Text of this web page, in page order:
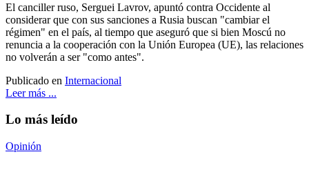
El canciller ruso, Serguei Lavrov, apuntó contra Occidente al
considerar que con sus sanciones a Rusia buscan "cambiar el
régimen" en el país, al tiempo que aseguró que si bien Moscú no
renuncia a la cooperación con la Unión Europea (UE), las relaciones
no volverán a ser "como antes".
Publicado en Internacional
Leer más ...
Lo más leído
Opinión